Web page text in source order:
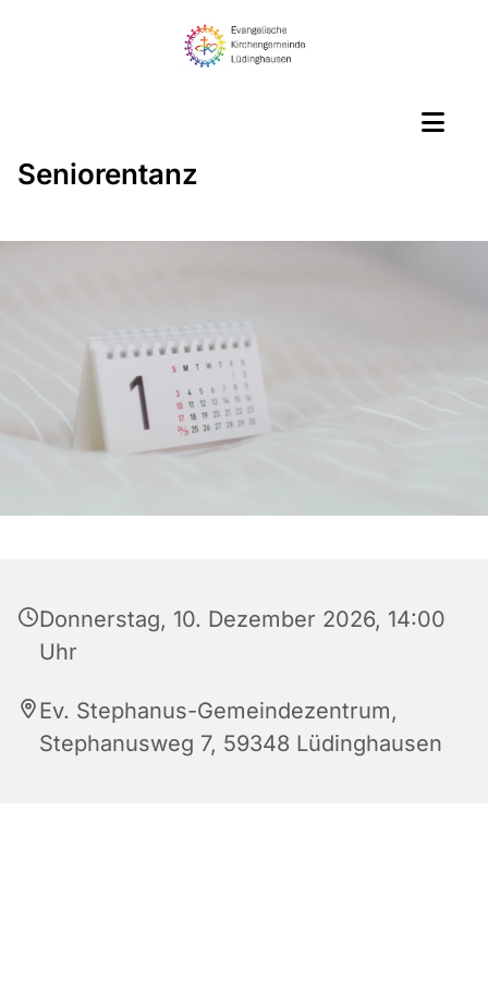
Seniorentanz
Donnerstag, 10. Dezember 2026, 14:00
Uhr
Ev. Stephanus-Gemeindezentrum,
Stephanusweg 7, 59348 Lüdinghausen